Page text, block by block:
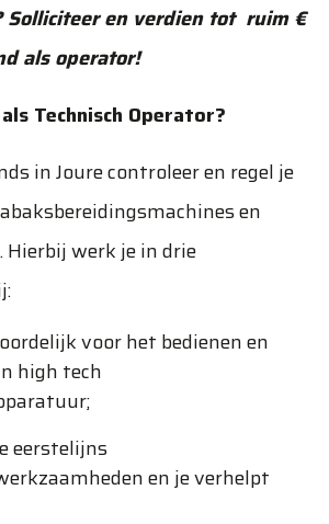
Solliciteer en verdien tot ruim €
als operator!
Technisch Operator?
in Joure controleer en regel je
en
werk je in drie
voor het bedienen en
high tech
eerstelijns
en je verhelpt